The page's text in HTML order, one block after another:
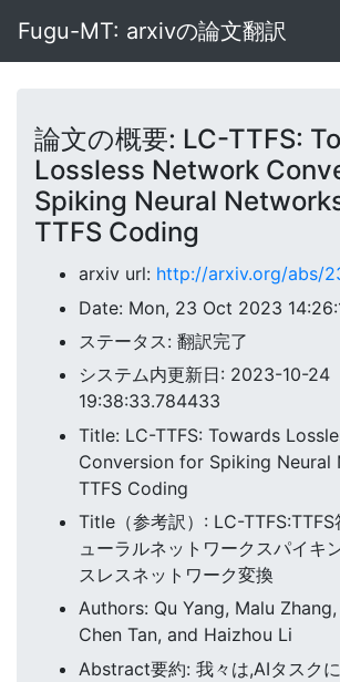
Fugu-MT: arxivの論文翻訳
論文の概要: LC-TTFS:
Lossless Network
Spiking Neural
TTFS Coding
arxiv url: http://arxiv.org/abs/
Date: Mon, 23 Oct 2023
ステータス: 翻訳完了
システム内更新日: 2023-10-24
19:38:33.784433
Title: LC-TTFS: Towards
Conversion for Spiking
TTFS Coding
Title（参考訳）: LC-TTFS:TTFS
ューラルネットワークスパイキ
スレスネットワーク変換
Authors: Qu Yang, Malu
Chen Tan, and Haizhou Li
Abstract要約: 我々は,AIタスク